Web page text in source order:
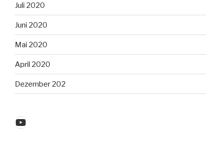
Juli 2020
Juni 2020
Mai 2020
April 2020
Dezember 202
YouTube